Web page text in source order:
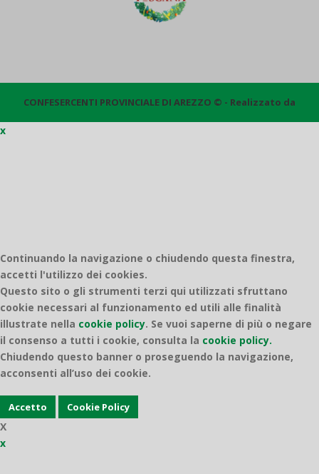
CONFESERCENTI PROVINCIALE DI AREZZO © - Realizzato da
x
Continuando la navigazione o chiudendo questa finestra,
accetti l'utilizzo dei cookies.
Questo sito o gli strumenti terzi qui utilizzati sfruttano
cookie necessari al funzionamento ed utili alle finalità
illustrate nella cookie policy. Se vuoi saperne di più o negare
il consenso a tutti i cookie, consulta la cookie policy.
Chiudendo questo banner o proseguendo la navigazione,
acconsenti all’uso dei cookie.
Accetto Cookie Policy
X
x